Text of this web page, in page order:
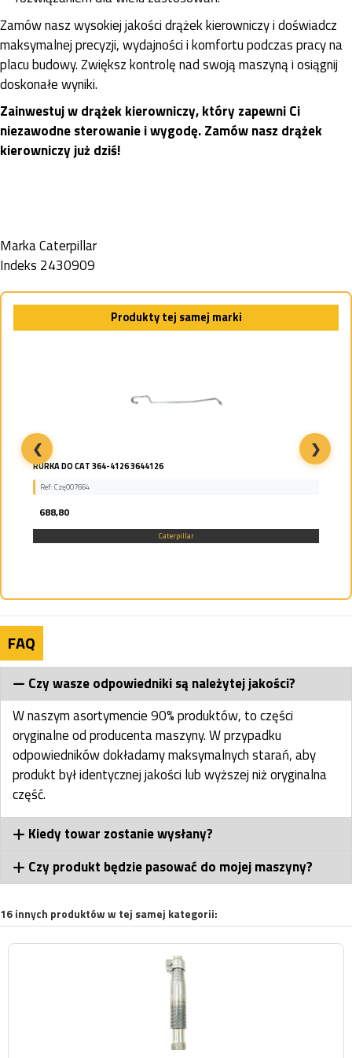
Zamów nasz wysokiej jakości drążek kierowniczy i doświadcz
maksymalnej precyzji, wydajności i komfortu podczas pracy na
placu budowy. Zwiększ kontrolę nad swoją maszyną i osiągnij
doskonałe wyniki.
Zainwestuj w drążek kierowniczy, który zapewni Ci
niezawodne sterowanie i wygodę. Zamów nasz drążek
kierowniczy już dziś!
MarkaCaterpillar
Indeks 2430909
Produkty tej samej marki
RURKA DO CAT 364-4126 3644126
Ref: Czę007664
688,80
Caterpillar
❮ ❯
FAQ
Czy wasze odpowiedniki są należytej jakości?
W naszym asortymencie 90% produktów, to części
oryginalne od producenta maszyny. W przypadku
odpowiedników dokładamy maksymalnych starań, aby
produkt był identycznej jakości lub wyższej niż oryginalna
część.
Kiedy towar zostanie wysłany?
Czy produkt będzie pasować do mojej maszyny?
16 innych produktów w tej samej kategorii: